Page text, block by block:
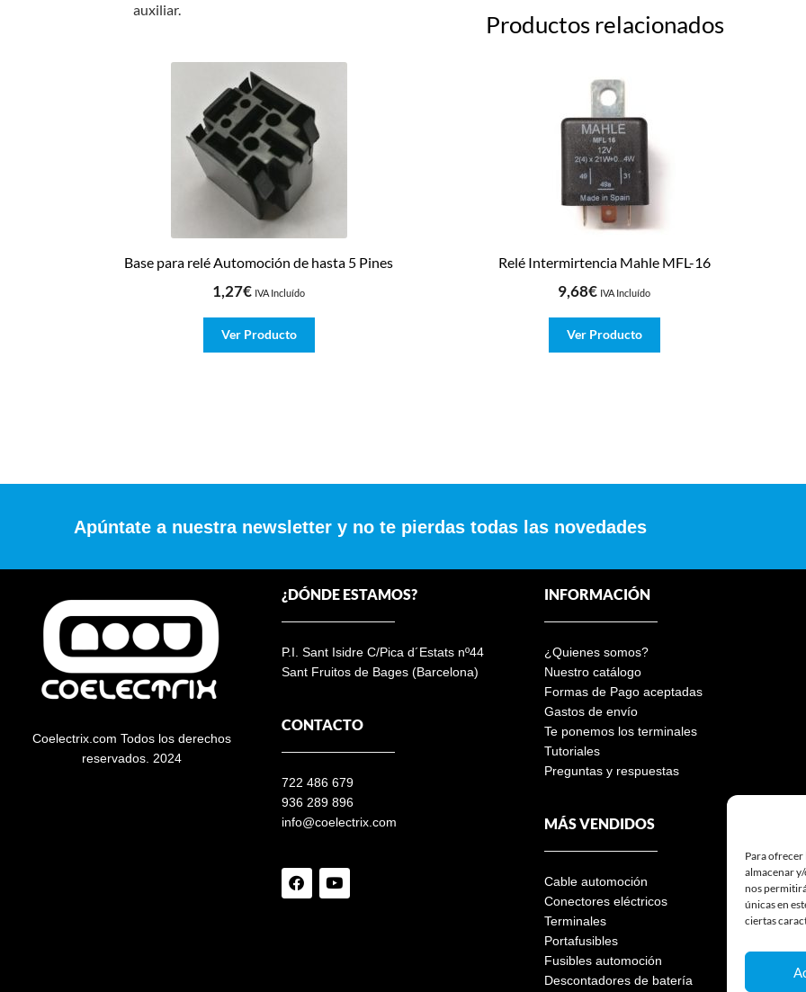
Para ofrecer
almacenar
nos
únicas en
ciertas
auxiliar.
Productos relacionados
Base para relé Automoción de hasta 5 Pines
1,27€ IVA Incluído
Ver Producto
Relé Intermirtencia Mahle MFL-16
9,68€ IVA Incluído
Ver Producto
Apúntate a nuestra newsletter y no te pierdas todas las novedades
Coelectrix.com Todos los derechos
reservados. 2024
¿DÓNDE ESTAMOS?
P.I. Sant Isidre C/Pica d´Estats nº44
Sant Fruitos de Bages (Barcelona)
CONTACTO
722 486 679
936 289 896
info@coelectrix.com
INFORMACIÓN
¿Quienes somos?
Nuestro catálogo
Formas de Pago aceptadas
Gastos de envío
Te ponemos los terminales
Tutoriales
Preguntas y respuestas
MÁS VENDIDOS
Cable automoción
Conectores eléctricos
Terminales
Portafusibles
Fusibles automoción
Descontadores de batería